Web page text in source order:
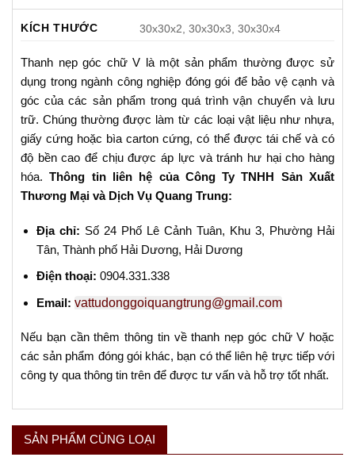
KÍCH THƯỚC 30x30x2, 30x30x3, 30x30x4
Thanh nẹp góc chữ V là một sản phẩm thường được sử
dụng trong ngành công nghiệp đóng gói để bảo vệ cạnh và
góc của các sản phẩm trong quá trình vận chuyển và lưu
trữ. Chúng thường được làm từ các loại vật liệu như nhựa,
giấy cứng hoặc bìa carton cứng, có thể được tái chế và có
độ bền cao để chịu được áp lực và tránh hư hại cho hàng
hóa.Thông tin liên hệ của Công Ty TNHH Sản Xuất
Thương Mại và Dịch Vụ Quang Trung:
Địa chỉ: Số 24 Phố Lê Cảnh Tuân, Khu 3, Phường Hải
Tân, Thành phố Hải Dương, Hải Dương
Điện thoại: 0904.331.338
Email: vattudonggoiquangtrung@gmail.com
Nếu bạn cần thêm thông tin về thanh nẹp góc chữ V hoặc
các sản phẩm đóng gói khác, bạn có thể liên hệ trực tiếp với
công ty qua thông tin trên để được tư vấn và hỗ trợ tốt nhất.
SẢN PHẨM CÙNG LOẠI